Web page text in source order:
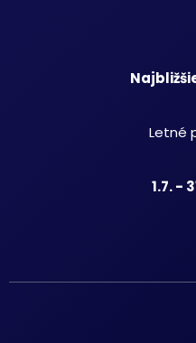
Letné
1.7. -